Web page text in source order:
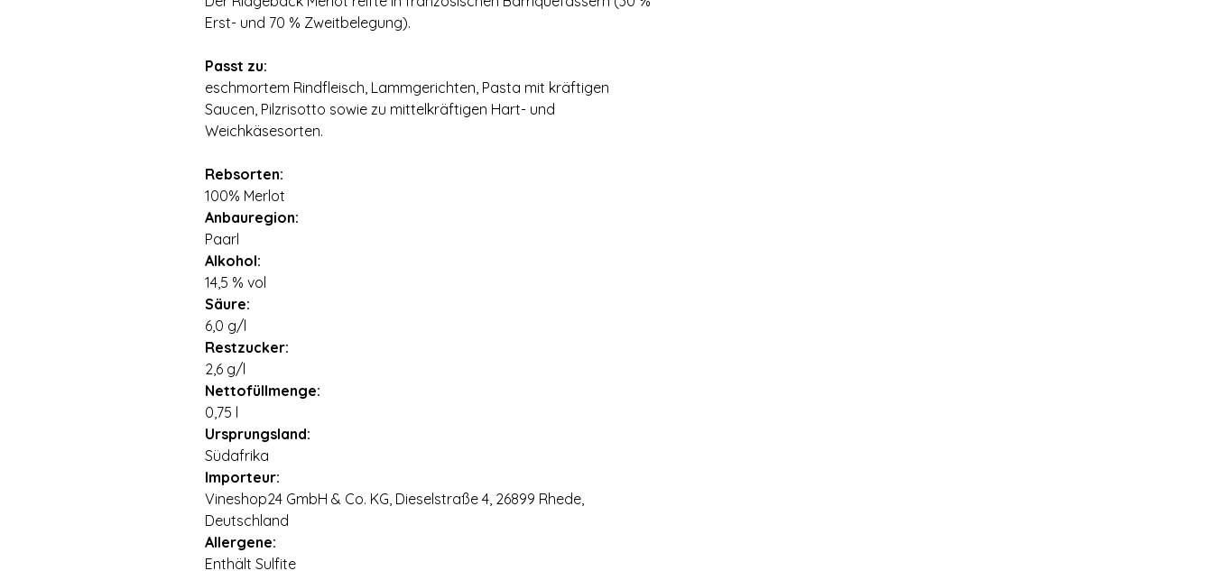
Erst- und 70 % Zweitbelegung).
Passt zu:
eschmortem Rindfleisch, Lammgerichten, Pasta mit kräftigen
Saucen, Pilzrisotto sowie zu mittelkräftigen Hart- und
Weichkäsesorten.
Rebsorten:
100% Merlot
Anbauregion:
Paarl
Alkohol:
14,5 % vol
Säure:
6,0 g/l
Restzucker:
2,6 g/l
Nettofüllmenge:
0,75 l
Ursprungsland:
Südafrika
Importeur:
Vineshop24 GmbH & Co. KG, Dieselstraße 4, 26899 Rhede,
Deutschland
Allergene:
Enthält Sulfite